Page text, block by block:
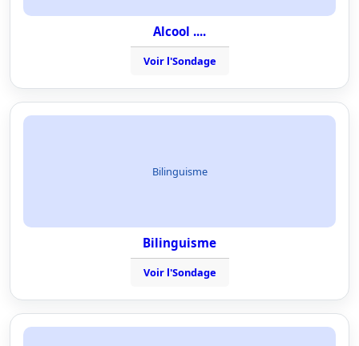
Alcool ....
Voir l'Sondage
Bilinguisme
Bilinguisme
Voir l'Sondage